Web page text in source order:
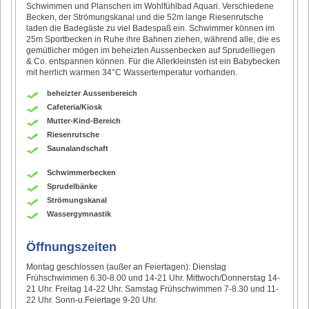
Schwimmen und Planschen im Wohlfühlbad Aquari. Verschiedene
Becken, der Strömungskanal und die 52m lange Riesenrutsche
laden die Badegäste zu viel Badespaß ein. Schwimmer können im
25m Sportbecken in Ruhe ihre Bahnen ziehen, während alle, die es
gemütlicher mögen im beheizten Aussenbecken auf Sprudelliegen
& Co. entspannen können. Für die Allerkleinsten ist ein Babybecken
mit herrlich warmen 34°C Wassertemperatur vorhanden.
beheizter Aussenbereich
Cafeteria/Kiosk
Mutter-Kind-Bereich
Riesenrutsche
Saunalandschaft
Schwimmerbecken
Sprudelbänke
Strömungskanal
Wassergymnastik
Öffnungszeiten
Montag geschlossen (außer an Feiertagen): Dienstag
Frühschwimmen 6.30-8.00 und 14-21 Uhr. Mittwoch/Donnerstag 14-
21 Uhr. Freitag 14-22 Uhr. Samstag Frühschwimmen 7-8.30 und 11-
22 Uhr. Sonn-u.Feiertage 9-20 Uhr.